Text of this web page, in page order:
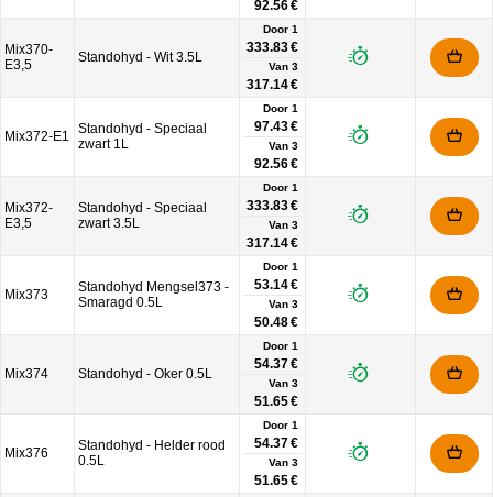
92.56 €
Mix370-
E3,5
Standohyd - Wit 3.5L
Door 1
333.83 €
Van 3
317.14 €
Mix372-E1
Standohyd - Speciaal
zwart 1L
Door 1
97.43 €
Van 3
92.56 €
Mix372-
E3,5
Standohyd - Speciaal
zwart 3.5L
Door 1
333.83 €
Van 3
317.14 €
Mix373
Standohyd Mengsel373 -
Smaragd 0.5L
Door 1
53.14 €
Van 3
50.48 €
Mix374 Standohyd - Oker 0.5L
Door 1
54.37 €
Van 3
51.65 €
Mix376
Standohyd - Helder rood
0.5L
Door 1
54.37 €
Van 3
51.65 €